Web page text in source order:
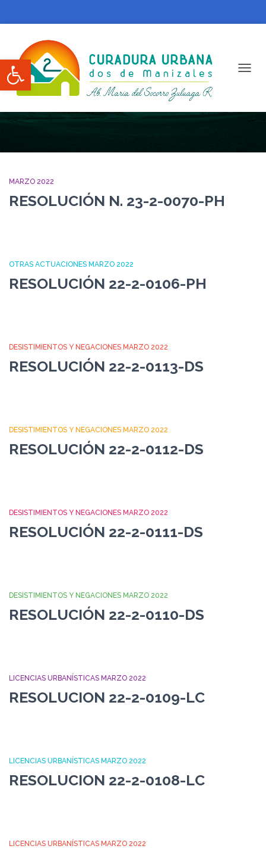
Abrir barra de herramientas
Marzo 2022
MARZO 2022
RESOLUCIÓN N. 23-2-0070-PH
OTRAS ACTUACIONES MARZO 2022
RESOLUCIÓN 22-2-0106-PH
DESISTIMIENTOS Y NEGACIONES MARZO 2022
RESOLUCIÓN 22-2-0113-DS
DESISTIMIENTOS Y NEGACIONES MARZO 2022
RESOLUCIÓN 22-2-0112-DS
DESISTIMIENTOS Y NEGACIONES MARZO 2022
RESOLUCIÓN 22-2-0111-DS
DESISTIMIENTOS Y NEGACIONES MARZO 2022
RESOLUCIÓN 22-2-0110-DS
LICENCIAS URBANÍSTICAS MARZO 2022
RESOLUCION 22-2-0109-LC
LICENCIAS URBANÍSTICAS MARZO 2022
RESOLUCION 22-2-0108-LC
LICENCIAS URBANÍSTICAS MARZO 2022